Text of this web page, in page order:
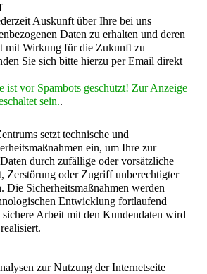
Auskunft über Ihre bei uns
Daten zu erhalten und deren
mit Wirkung für die Zukunft zu
Sie sich bitte hierzu per Email direkt
ist vor Spambots geschützt! Zur Anzeige
sein..
setzt technische und
ein, um Ihre zur
durch zufällige oder vorsätzliche
Zerstörung oder Zugriff unberechtigter
Die Sicherheitsmaßnahmen werden
Entwicklung fortlaufend
sichere Arbeit mit den Kundendaten wird
zur Nutzung der Internetseite